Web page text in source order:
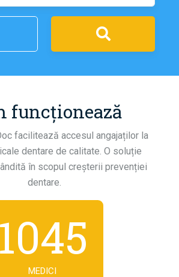
funcționează
facilitează accesul angajaților la
dentare de calitate. O soluție
în scopul creșterii prevenției
dentare.
1045
MEDICI